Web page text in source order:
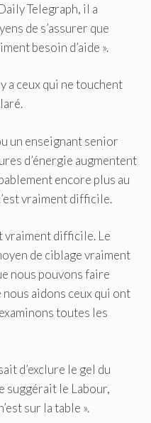
Telegraph, il a
de s’assurer que
besoin d’aide ».
y a ceux qui ne touchent
un enseignant senior
d’énergie augmentent
encore plus au
vraiment difficile.
vraiment difficile. Le
de ciblage vraiment
nous pouvons faire
nous aidons ceux qui ont
toutes les
d’exclure le gel du
suggérait le Labour,
sur la table ».